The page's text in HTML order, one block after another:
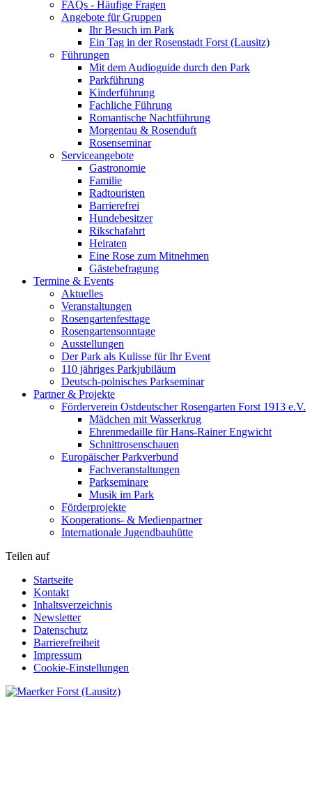
FAQs - Häufige Fragen
Angebote für Gruppen
Ihr Besuch im Park
Ein Tag in der Rosenstadt Forst (Lausitz)
Führungen
Mit dem Audioguide durch den Park
Parkführung
Kinderführung
Fachliche Führung
Romantische Nachtführung
Morgentau & Rosenduft
Rosenseminar
Serviceangebote
Gastronomie
Familie
Radtouristen
Barrierefrei
Hundebesitzer
Rikschafahrt
Heiraten
Eine Rose zum Mitnehmen
Gästebefragung
Termine & Events
Aktuelles
Veranstaltungen
Rosengartenfesttage
Rosengartensonntage
Ausstellungen
Der Park als Kulisse für Ihr Event
110 jähriges Parkjubiläum
Deutsch-polnisches Parkseminar
Partner & Projekte
Förderverein Ostdeutscher Rosengarten Forst 1913 e.V.
Mädchen mit Wasserkrug
Ehrenmedaille für Hans-Rainer Engwicht
Schnittrosenschauen
Europäischer Parkverbund
Fachveranstaltungen
Parkseminare
Musik im Park
Förderprojekte
Kooperations- & Medienpartner
Internationale Jugendbauhütte
Teilen auf
Startseite
Kontakt
Inhaltsverzeichnis
Newsletter
Datenschutz
Barrierefreiheit
Impressum
Cookie-Einstellungen